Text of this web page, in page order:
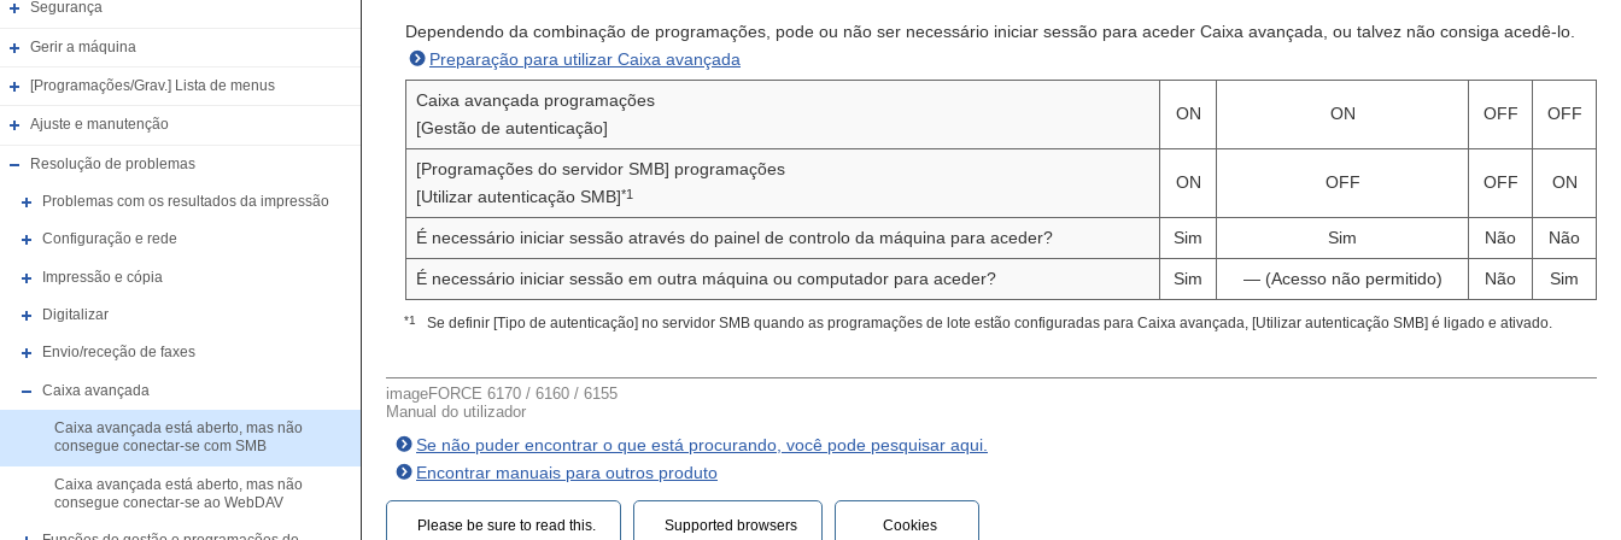
Segurança
Gerir a máquina
[Programações/Grav.] Lista de menus
Ajuste e manutenção
Resolução de problemas
Problemas com os resultados da impressão
Configuração e rede
Impressão e cópia
Digitalizar
Envio/receção de faxes
Caixa avançada
Caixa avançada está aberto, mas não
consegue conectar-se com SMB
Caixa avançada está aberto, mas não
consegue conectar-se ao WebDAV
Dependendo da combinação de programações, pode ou não ser necessário iniciar sessão para aceder Caixa avançada, ou talvez não consiga acedê-lo.
Preparação para utilizar Caixa avançada
Caixa avançada programações
[Gestão de autenticação]
ON ON OFF OFF
[Programações do servidor SMB] programações
[Utilizar autenticação SMB]*1
ON OFF OFF ON
É necessário iniciar sessão através do painel de controlo da máquina para aceder? Sim Sim Não Não
É necessário iniciar sessão em outra máquina ou computador para aceder? Sim — (Acesso não permitido) Não Sim
*1 Se definir [Tipo de autenticação] no servidor SMB quando as programações de lote estão configuradas para Caixa avançada, [Utilizar autenticação SMB] é ligado e ativado.
imageFORCE 6170 / 6160 / 6155
Manual do utilizador
Se não puder encontrar o que está procurando, você pode pesquisar aqui.
Encontrar manuais para outros produto
Please be sure to read this.‎ Supported browsers Cookies